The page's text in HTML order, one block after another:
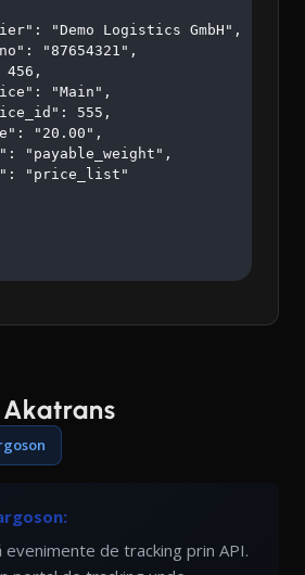
"Demo Logistics GmbH",
"87654321",
456,
"Main",
555,
"20.00",
"payable_weight",
"price_list"
evenimente de tracking prin API.